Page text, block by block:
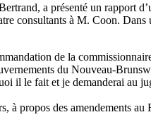
a présenté un
consultants à M. Coon.
de la
du Nouveau-
il le fait et je demanderai au
propos des amendements